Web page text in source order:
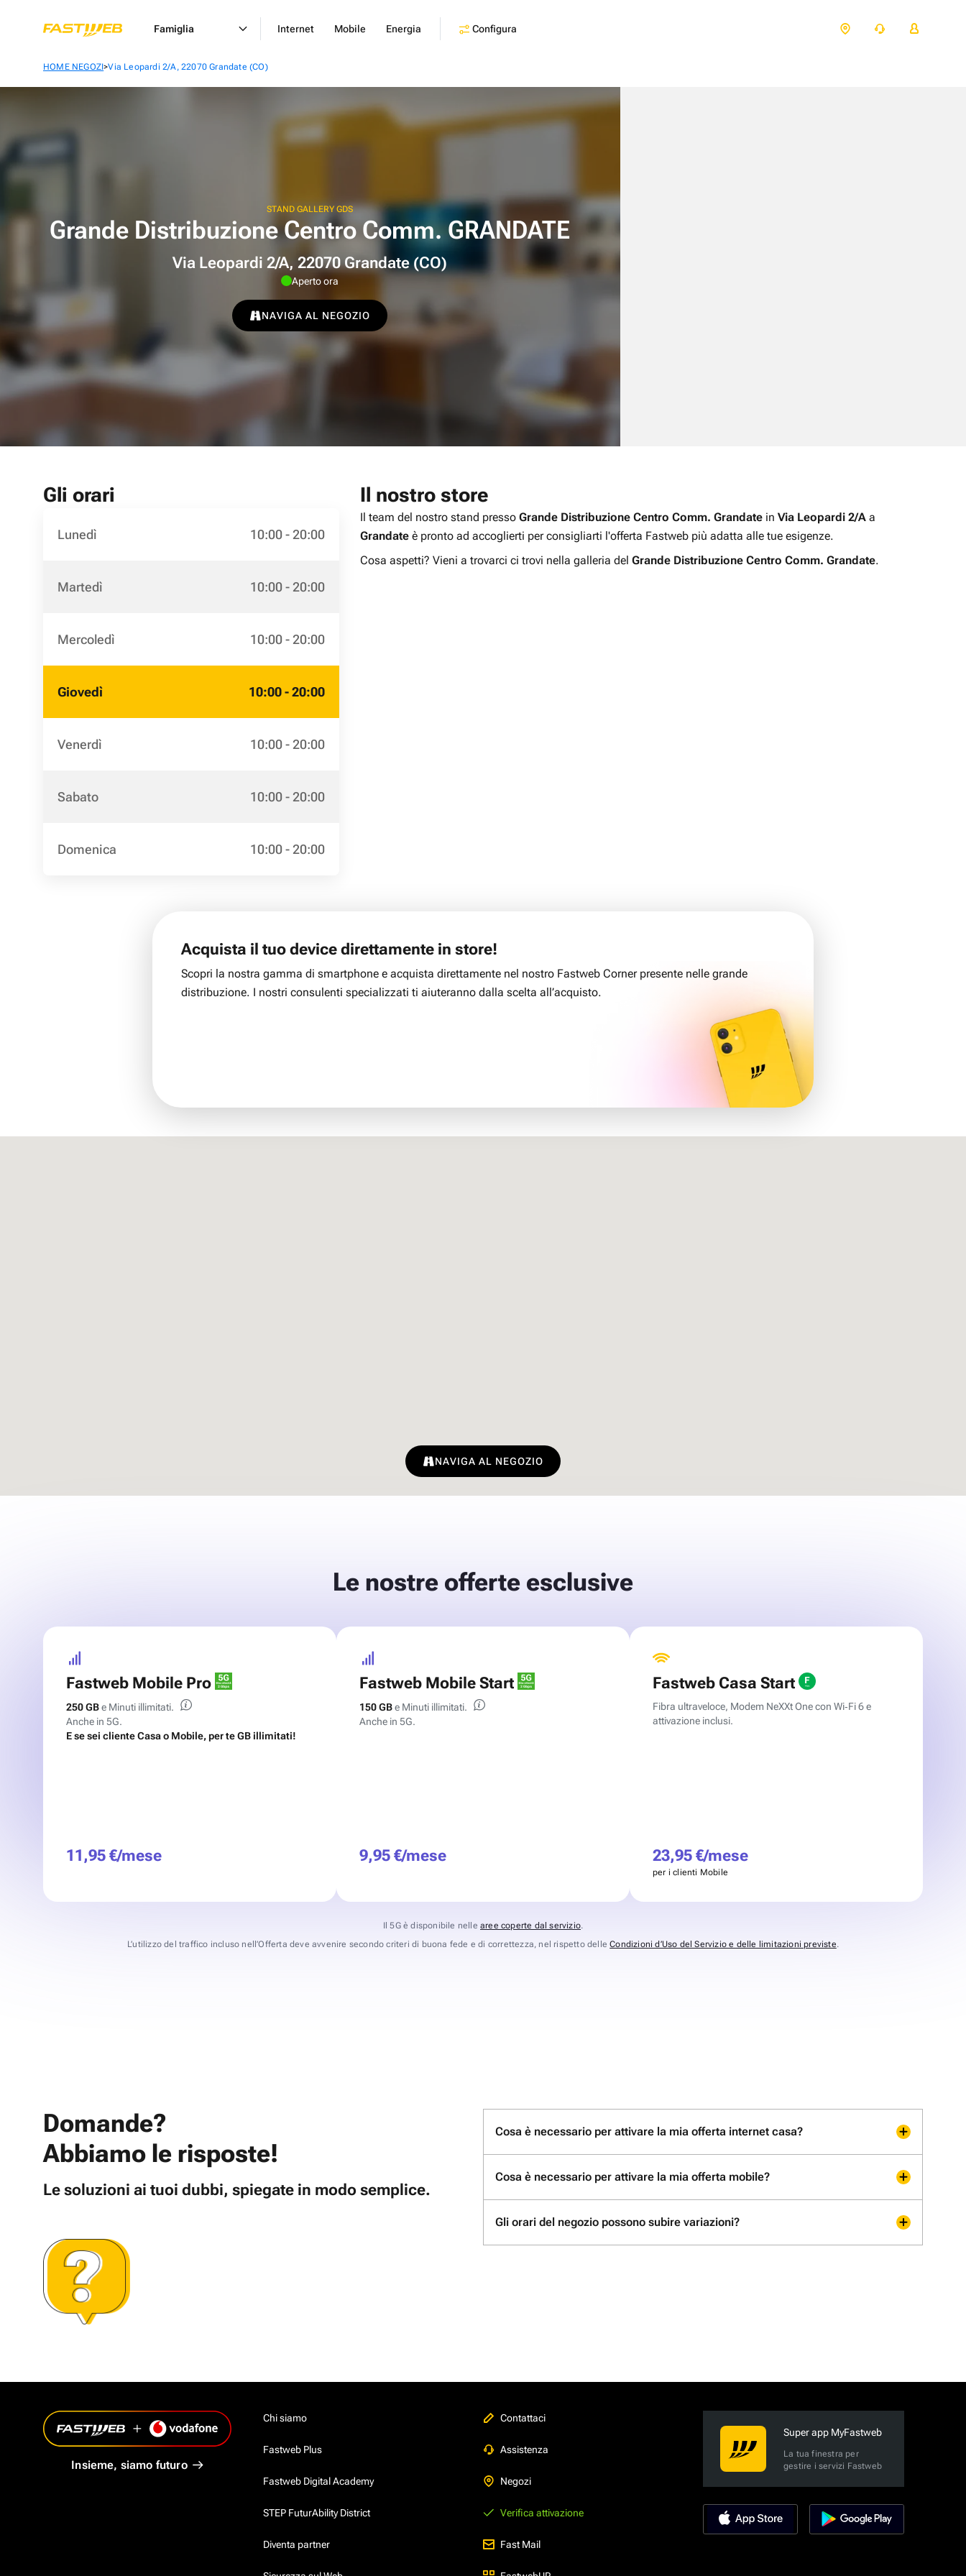
Famiglia Internet Mobile Energia Configura
HOME NEGOZI>Via Leopardi 2/A, 22070 Grandate (CO)
STAND GALLERY GDS
Grande Distribuzione Centro Comm. GRANDATE
Via Leopardi 2/A, 22070 Grandate (CO)
Aperto ora
NAVIGA AL NEGOZIO
Gli orari
Lunedì 10:00 - 20:00
Martedì 10:00 - 20:00
Mercoledì 10:00 - 20:00
Giovedì 10:00 - 20:00
Venerdì 10:00 - 20:00
Sabato 10:00 - 20:00
Domenica 10:00 - 20:00
Il nostro store
Il team del nostro stand pressoGrande Distribuzione Centro Comm. Grandate inVia Leopardi 2/A a
Grandate è pronto ad accoglierti per consigliarti l'offerta Fastweb più adatta alle tue esigenze.
Cosa aspetti? Vieni a trovarci ci trovi nella galleria delGrande Distribuzione Centro Comm. Grandate.
Acquista il tuo device direttamente in store!
Scopri la nostra gamma di smartphone e acquista direttamente nel nostro Fastweb Corner presente nelle grande
distribuzione. I nostri consulenti specializzati ti aiuteranno dalla scelta all’acquisto.
NAVIGA AL NEGOZIO
Le nostre offerte esclusive
Fastweb Mobile Pro
250 GBe Minuti illimitati.
Anche in 5G.
E se sei cliente Casa o Mobile, per te GB illimitati!
11,95 €/mese
Fastweb Mobile Start
150 GBe Minuti illimitati.
Anche in 5G.
9,95 €/mese
Fastweb Casa Start
Fibra ultraveloce, Modem NeXXt One con Wi‑Fi 6 e
attivazione inclusi.
23,95 €/mese
per i clienti Mobile
Il 5G è disponibile nelle aree coperte dal servizio.
L’utilizzo del traffico incluso nell’Offerta deve avvenire secondo criteri di buona fede e di correttezza, nel rispetto delleCondizioni d’Uso del Servizio e delle limitazioni previste.
Domande?
Abbiamo le risposte!
Le soluzioni ai tuoi dubbi, spiegate in modo semplice.
Cosa è necessario per attivare la mia offerta internet casa?
Cosa è necessario per attivare la mia offerta mobile?
Gli orari del negozio possono subire variazioni?
Insieme, siamo futuro
Chi siamo
Fastweb Plus
Fastweb Digital Academy
STEP FuturAbility District
Diventa partner
Contattaci
Assistenza
Negozi
Verifica attivazione
Fast Mail
Super app MyFastweb
La tua finestra per
gestire i servizi Fastweb